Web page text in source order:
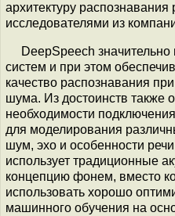
архитектуру распознавания
исследователями из
DeepSpeech
систем и при этом
качество распознавания
шума. Из достоинств также
необходимости
для моделирования
шум, эхо и особенности
использует традиционные
концепцию фонем, вместо
использовать хорошо
машинного обучения на